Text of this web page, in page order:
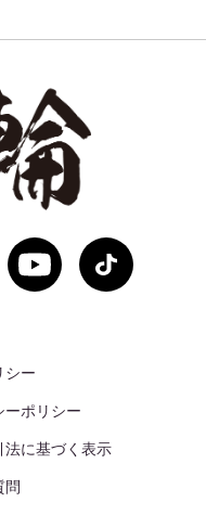
シー
ーポリシー
法に基づく表示
問